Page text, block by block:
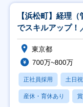
【浜松町】経理
でスキルアップ！
東京都
700万~800万
正社員採用 土日
産休・育休あり